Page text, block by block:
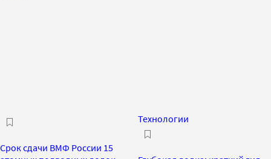
Срок сдачи ВМФ России 15
Технологии